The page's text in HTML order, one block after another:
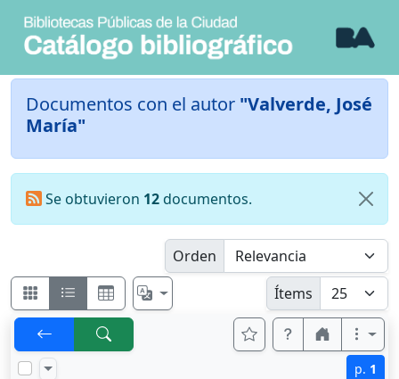
Documentos con el autor "Valverde, José
María"
Se obtuvieron 12documentos.
Orden
Ítems
p. 1